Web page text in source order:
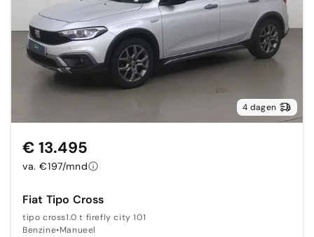
4 dagen
Fiat Tipo Cross
tipo cross1.0 t firefly city 101
Benzine•Manueel
€ 13.495
va. €197/mnd